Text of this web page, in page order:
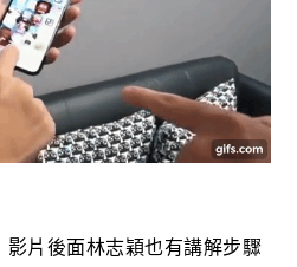
片後面林志穎也有講解步驟